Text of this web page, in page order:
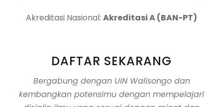
Akreditasi Nasional: Akreditasi A (BAN-PT)
DAFTAR SEKARANG
Bergabung dengan UIN Walisongo dan
kembangkan potensimu dengan mempelajari